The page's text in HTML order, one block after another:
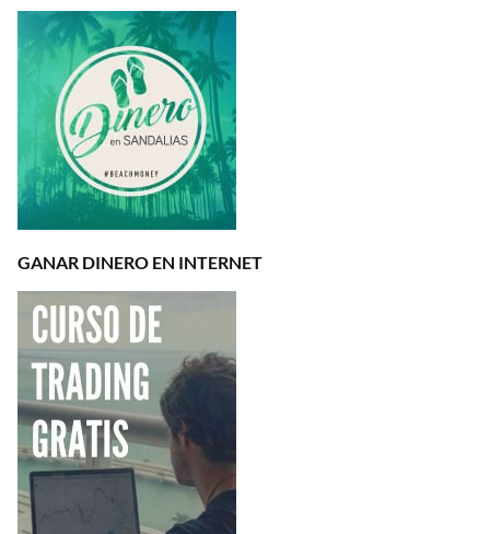
GANAR DINERO EN INTERNET